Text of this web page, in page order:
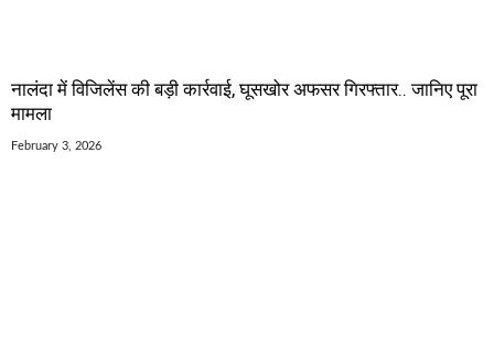
नालंदा में विजिलेंस की बड़ी कार्रवाई, घूसखोर अफसर गिरफ्तार.. जानिए पूरा
मामला
February 3, 2026